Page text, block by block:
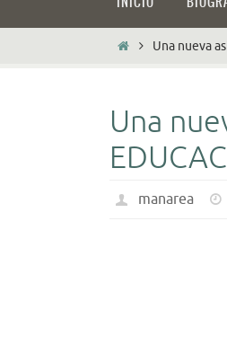
contenido
InicioUna nueva
Una
manarea